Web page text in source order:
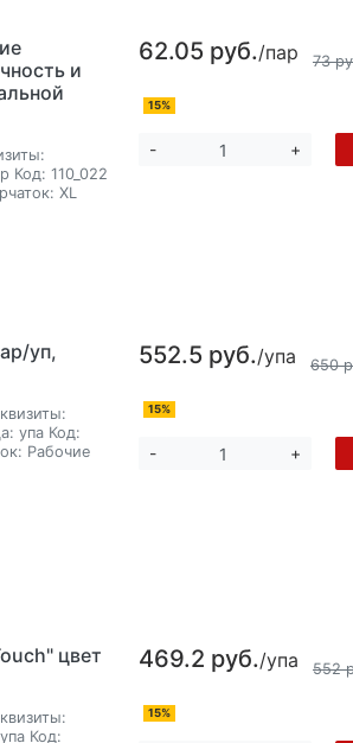
и
Код: 110_022
XL
62.05 руб./пар 73
15%
- +
уп,
упа Код:
Рабочие
552.5 руб./упа 650
15%
- +
цвет
упа Код:
469.2 руб./упа 552
15%